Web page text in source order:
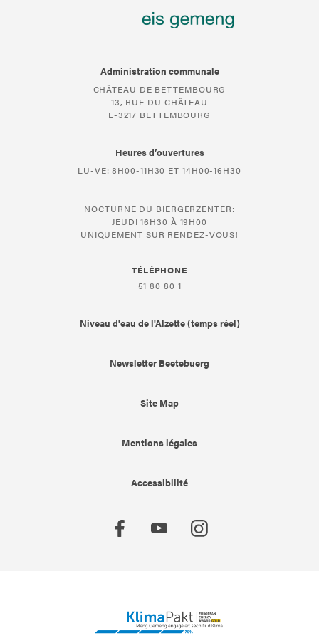
Administration communale
CHÂTEAU DE BETTEMBOURG
13, RUE DU CHÂTEAU
L-3217 BETTEMBOURG
Heures d’ouvertures
LU-VE: 8H00-11H30 ET 14H00-16H30
NOCTURNE DU BIERGERZENTER:
JEUDI 16H30 À 19H00
UNIQUEMENT SUR RENDEZ-VOUS!
TÉLÉPHONE
51 80 80 1
Niveau d'eau de l'Alzette (temps réel)
Newsletter Beetebuerg
Site Map
Mentions légales
Accessibilité